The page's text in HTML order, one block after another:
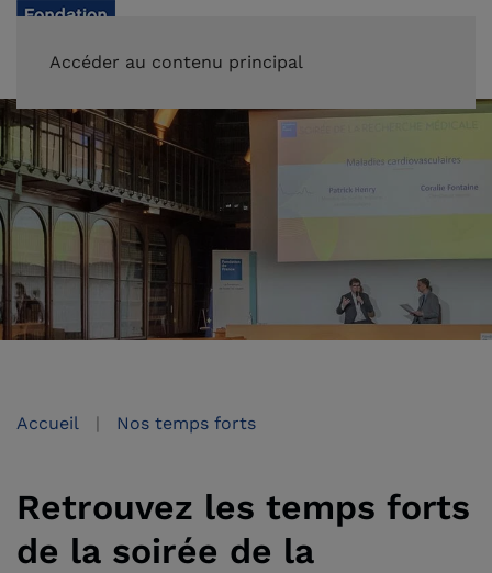
Accéder au contenu principal
Accueil Nos temps forts
Retrouvez les temps forts
de la soirée de la